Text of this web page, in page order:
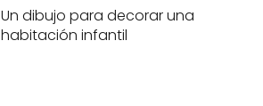
Un dibujo para decorar una
habitación infantil